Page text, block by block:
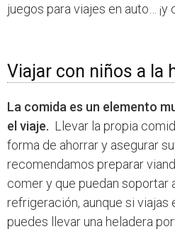
juegos para viajes en auto… ¡y
Viajar con niños a la
La comida es un elemento
el viaje. Llevar la propia
forma de ahorrar y asegurar
recomendamos preparar
comer y que puedan soportar
refrigeración, aunque si viajas
puedes llevar una heladera